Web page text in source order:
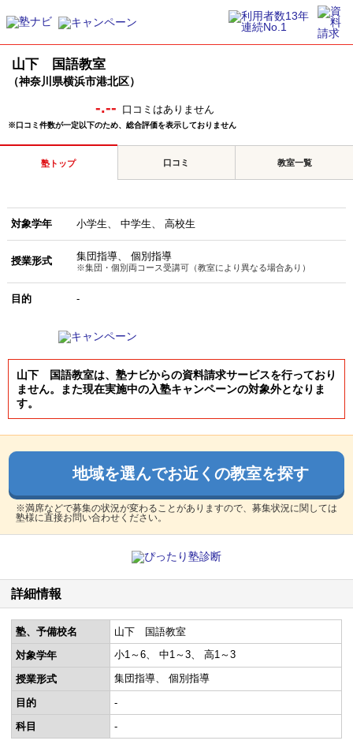
山下 国語教室
（神奈川県横浜市港北区）
-.-- 口コミはありません
※口コミ件数が一定以下のため、総合評価を表示しておりません
塾トップ 口コミ 教室一覧
対象学年 小学生 中学生 高校生
授業形式 集団指導 個別指導
※集団・個別両コース受講可（教室により異なる場合あり）
目的 -
山下 国語教室は、塾ナビからの資料請求サービスを行っており
ません。また現在実施中の入塾キャンペーンの対象外となりま
す。
地域を選んでお近くの教室を探す
※満席などで募集の状況が変わることがありますので、募集状況に関しては
塾様に直接お問い合わせください。
詳細情報
塾、予備校名
山下 国語教室
対象学年
小1～6 中1～3 高1～3
授業形式 集団指導 個別指導
目的
-
科目
-